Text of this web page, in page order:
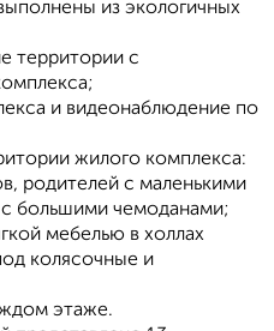
из экологичных
территории с
и видеонаблюдение по
жилого комплекса:
родителей с маленькими
большими чемоданами;
мебелью в холлах
колясочные и
этаже.